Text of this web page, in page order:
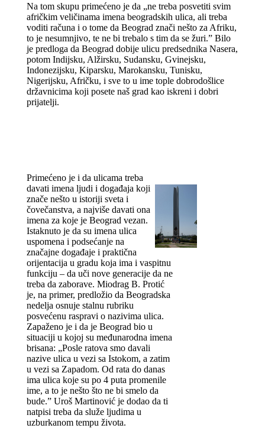
Na tom skupu primećeno je da „ne treba posvetiti svim
afričkim veličinama imena beogradskih ulica, ali treba
voditi računa i o tome da Beograd znači nešto za Afriku,
to je nesumnjivo, te ne bi trebalo s tim da se žuri.” Bilo
je predloga da Beograd dobije ulicu predsednika Nasera,
potom Indijsku, Alžirsku, Sudansku, Gvinejsku,
Indonezijsku, Kiparsku, Marokansku, Tunisku,
Nigerijsku, Afričku, i sve to u ime tople dobrodošlice
državnicima koji posete naš grad kao iskreni i dobri
prijatelji.
Primećeno je i da ulicama treba
davati imena ljudi i događaja koji
znače nešto u istoriji sveta i
čovečanstva, a najviše davati ona
imena za koje je Beograd vezan.
Istaknuto je da su imena ulica
uspomena i podsećanje na
značajne događaje i praktična
orijentacija u gradu koja ima i vaspitnu
funkciju – da uči nove generacije da ne
treba da zaborave. Miodrag B. Protić
je, na primer, predložio da Beogradska
nedelja osnuje stalnu rubriku
posvećenu raspravi o nazivima ulica.
Zapaženo je i da je Beograd bio u
situaciji u kojoj su međunarodna imena
brisana: „Posle ratova smo davali
nazive ulica u vezi sa Istokom, a zatim
u vezi sa Zapadom. Od rata do danas
ima ulica koje su po 4 puta promenile
ime, a to je nešto što ne bi smelo da
bude.” Uroš Martinović je dodao da ti
natpisi treba da služe ljudima u
uzburkanom tempu života.